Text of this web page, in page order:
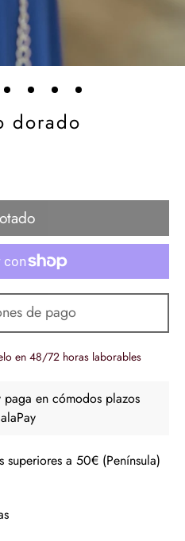
dorado
de pago
en 48/72 horas laborables
en cómodos plazos
superiores a 50€ (Península)